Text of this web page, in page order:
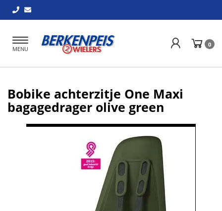
Toggle
navigation
MENU
0
Bobike achterzitje One Maxi
bagagedrager olive green